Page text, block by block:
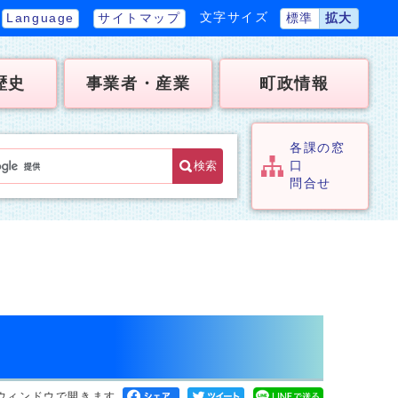
Language サイトマップ 文字サイズ 標準 拡大
史 事業者・産業 町政情報
検索
各課の窓
口
問合せ